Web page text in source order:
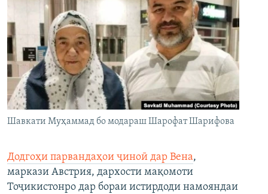
Шавкати Муҳаммад бо модараш Шарофат Шарифова
Додгоҳи парвандаҳои ҷиноӣ дар Вена,
маркази Австрия, дархости мақомоти
Тоҷикистонро дар бораи истирдоди намояндаи